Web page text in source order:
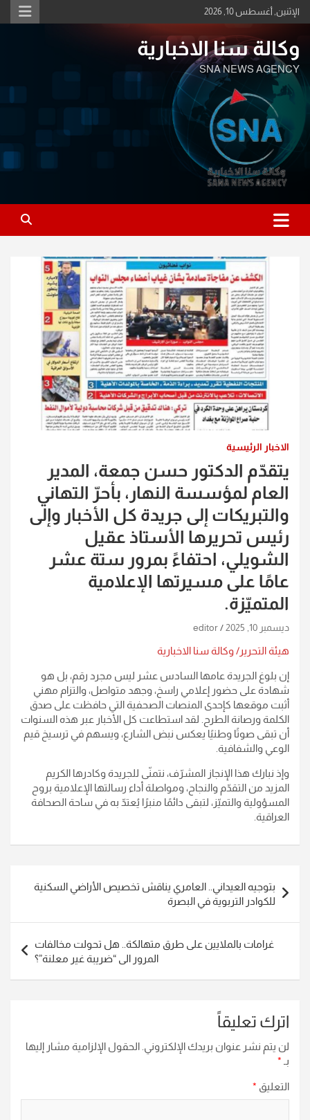
Skip
to
الإثنين, أغسطس 10, 2026
وكالة سنا الاخبارية
SNA NEWS AGENCY
الاخبار الرئيسية
يتقدّم الدكتور حسن جمعة، المدير
العام لمؤسسة النهار، بأحرّ التهاني
والتبريكات إلى جريدة كل الأخبار وإلى
رئيس تحريرها الأستاذ عقيل
الشويلي، احتفاءً بمرور ستة عشر
عامًا على مسيرتها الإعلامية
المتميّزة.
ديسمبر 10, 2025 editor
هيئة التحرير/ وكالة سنا الاخبارية
إن بلوغ الجريدة عامها السادس عشر ليس مجرد رقم، بل هو
شهادة على حضور إعلامي راسخ، وجهد متواصل، والتزام مهني
أثبت موقعها كإحدى المنصات الصحفية التي حافظت على صدق
الكلمة ورصانة الطرح. لقد استطاعت كل الأخبار عبر هذه السنوات
أن تبقى صوتًا وطنيًا يعكس نبض الشارع، ويسهم في ترسيخ قيم
الوعي والشفافية.
وإذ نبارك هذا الإنجاز المشرّف، نتمنّى للجريدة وكادرها الكريم
المزيد من التقدّم والنجاح، ومواصلة أداء رسالتها الإعلامية بروح
المسؤولية والتميّز، لتبقى دائمًا منبرًا يُعتدّ به في ساحة الصحافة
العراقية.
المقالات
بتوجيه العيداني.. العامري يناقش تخصيص الأراضي السكنية
للكوادر التربوية في البصرة
غرامات بالملايين على طرق متهالكة.. هل تحولت مخالفات
المرور الى “ضريبة غير معلنة”؟
اترك تعليقاً
لن يتم نشر عنوان بريدك الإلكتروني. الحقول الإلزامية مشار إليها
بـ *
التعليق *